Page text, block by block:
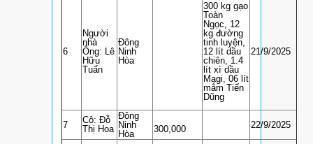
6
Người
nhà
Ông: Lê
Hữu
Tuấn
Đông
Ninh
Hòa
300 kg gạo
Toàn
Ngọc, 12
kg đường
tinh luyện,
12 lít dầu
chiên, 1.4
lít xì dầu
Magi, 06 lít
mắm Tiến
Dũng
21/9/2025
7
Cô: Đỗ
Thị Hoa
Đông
Ninh
Hòa
300,000 22/9/2025